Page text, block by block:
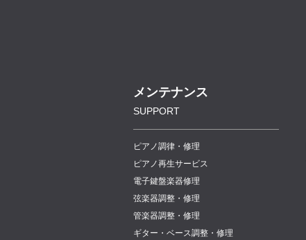
メンテナンス
SUPPORT
ピアノ調律・修理
ピアノ再生サービス
電子鍵盤楽器修理
弦楽器調整・修理
管楽器調整・修理
ギター・ベース調整・修理